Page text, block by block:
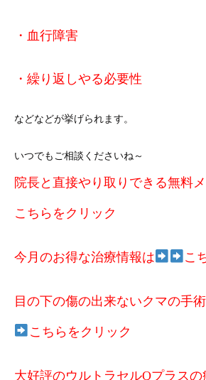
・血行障害
・繰り返しやる必要性
などなどが挙げられます。
いつでもご相談くださいね～
院長と直接やり取りできる無料
こちらをクリック
今月のお得な治療情報は こ
目の下の傷の出来ないクマの手
こちらをクリック
大好評のウルトラセルQプラスの